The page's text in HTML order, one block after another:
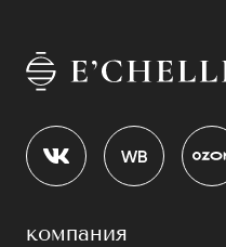
компания